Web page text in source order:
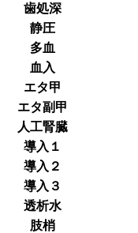
歯処深
静圧
多血
血入
エタ甲
エタ副甲
人工腎臓
導入１
導入２
導入３
透析水
肢梢